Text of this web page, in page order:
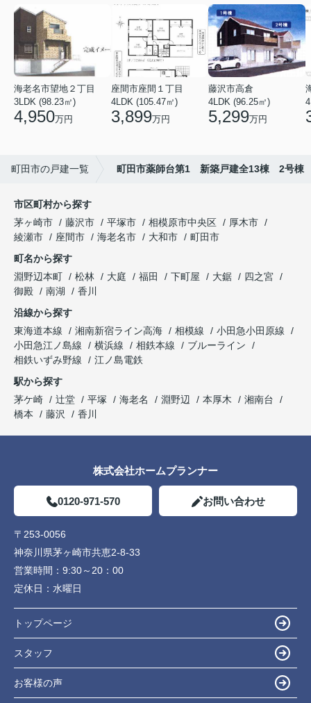
海老名市望地２丁目
3LDK (98.23㎡)
4,950万円
座間市座間１丁目
4LDK (105.47㎡)
3,899万円
藤沢市高倉
4LDK (96.25㎡)
5,299万円
町田市の戸建一覧 町田市薬師台第1 新築戸建全13棟 2号棟
市区町村から探す
茅ヶ崎市
藤沢市 平塚市 相模原市中央区
厚木市
綾瀬市
座間市 海老名市 大和市
町田市
町名から探す
淵野辺本町
松林 大庭 福田 下町屋 大鋸
四之宮
御殿
南湖
香川
沿線から探す
東海道本線
湘南新宿ライン高海 相模線
小田急小田原線
小田急江ノ島線
横浜線 相鉄本線
ブルーライン
相鉄いずみ野線
江ノ島電鉄
駅から探す
茅ケ崎
辻堂 平塚 海老名 淵野辺 本厚木
湘南台
橋本
藤沢 香川
株式会社ホームプランナー
0120-971-570 お問い合わせ
〒253-0056
神奈川県茅ヶ崎市共恵2-8-33
営業時間： 9:30～20：00
定休日： 水曜日
トップページ
スタッフ
お客様の声